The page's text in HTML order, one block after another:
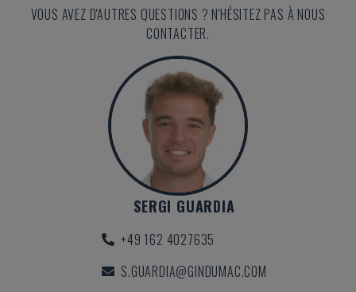
VOUS AVEZ D'AUTRES QUESTIONS ? N'HÉSITEZ PAS À NOUS
CONTACTER.
SERGI GUARDIA
+49 162 4027635
S.GUARDIA@GINDUMAC.COM